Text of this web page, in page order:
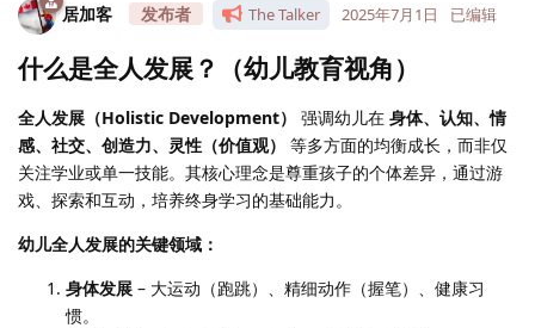
居加客 The Talker 2025年7月1日 已编辑
什么是全人发展？（幼儿教育视角）
全人发展（Holistic Development） 强调幼儿在 身体、认知、情
感、社交、创造力、灵性（价值观）
等多方面的均衡成长，而非仅
关注学业或单一技能。其核心理念是尊重孩子的个体差异，通过游
戏、探索和互动，培养终身学习的基础能力。
幼儿全人发展的关键领域：
身体发展 – 大运动（跑跳）、精细动作（握笔）、健康习
惯。